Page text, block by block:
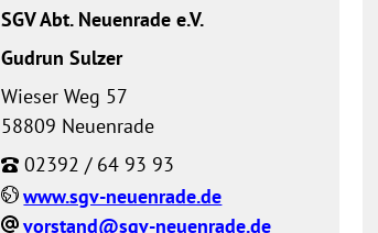
www.sgv-neuenrade.de
vorstand@sgv-neuenrade.de
SGV Abt. Neuenrade e.V.
Wieser Weg 57
58809 Neuenrade
02392 / 64 93 93
Gudrun Sulzer